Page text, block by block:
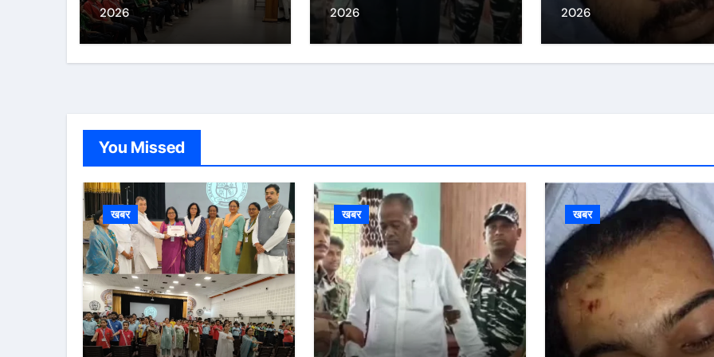
2026 2026 2026
You Missed
खबर खबर खबर